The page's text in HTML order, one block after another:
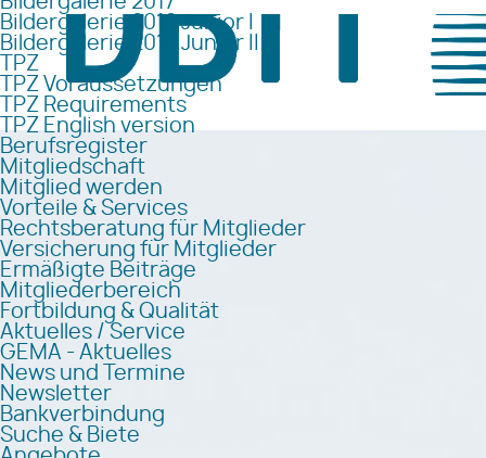
Bildergalerie 2018 Junior I
Bildergalerie 2018 Junior II
TPZ
TPZ Voraussetzungen
TPZ Requirements
TPZ English version
Berufsregister
Mitgliedschaft
Mitglied werden
Vorteile & Services
Rechtsberatung für Mitglieder
Versicherung für Mitglieder
Ermäßigte Beiträge
Mitgliederbereich
Fortbildung & Qualität
Aktuelles / Service
GEMA - Aktuelles
News und Termine
Newsletter
Bankverbindung
Suche & Biete